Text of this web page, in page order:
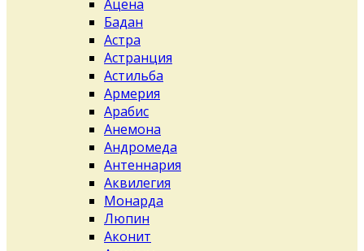
Ацена
Бадан
Астра
Астранция
Астильба
Армерия
Арабис
Анемона
Андромеда
Антеннария
Аквилегия
Монарда
Люпин
Аконит